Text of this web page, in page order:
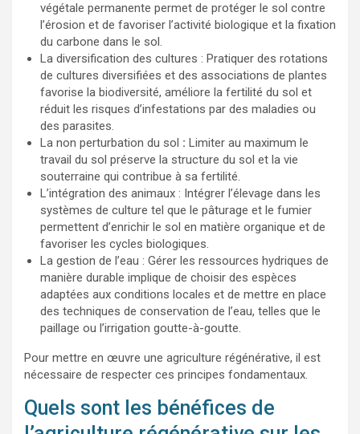
végétale permanente permet de protéger le sol contre
l’érosion et de favoriser l’activité biologique et la fixation
du carbone dans le sol.
La diversification des cultures : Pratiquer des rotations
de cultures diversifiées et des associations de plantes
favorise la biodiversité, améliore la fertilité du sol et
réduit les risques d’infestations par des maladies ou
des parasites.
La non perturbation du sol : Limiter au maximum le
travail du sol préserve la structure du sol et la vie
souterraine qui contribue à sa fertilité.
L’intégration des animaux : Intégrer l’élevage dans les
systèmes de culture tel que le pâturage et le fumier
permettent d’enrichir le sol en matière organique et de
favoriser les cycles biologiques.
La gestion de l’eau : Gérer les ressources hydriques de
manière durable implique de choisir des espèces
adaptées aux conditions locales et de mettre en place
des techniques de conservation de l’eau, telles que le
paillage ou l’irrigation goutte-à-goutte.
Pour mettre en œuvre une agriculture régénérative, il est
nécessaire de respecter ces principes fondamentaux.
Quels sont les bénéfices de